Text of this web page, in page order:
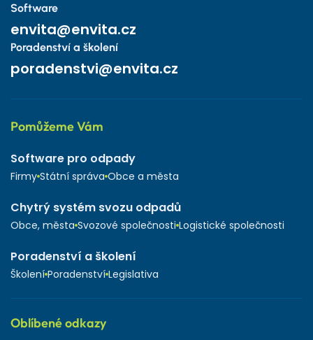
Software
envita@envita.cz
Poradenství a školení
poradenstvi@envita.cz
Pomůžeme Vám
Software pro odpady
Firmy Státní správa Obce a města
Chytrý systém svozu odpadů
Obce, města Svozové společnosti Logistické společnosti
Poradenství a školení
Školení Poradenství Legislativa
Oblíbené odkazy